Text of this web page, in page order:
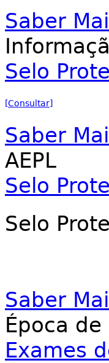
Saber
Selo
[Consultar]
Saber
AEPL
Selo
Selo
Saber
Época
Exames